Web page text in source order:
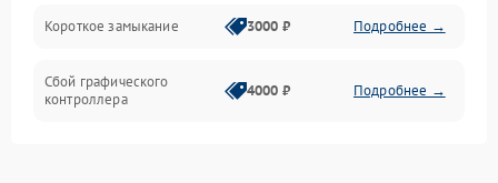
Короткое замыкание 3000 ₽ Подробнее →
Сбой графического
контроллера
4000 ₽ Подробнее →